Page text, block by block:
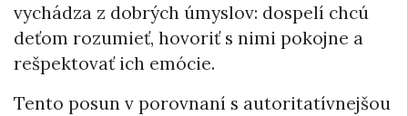
vychádza z dobrých úmyslov: dospelí chcú
deťom rozumieť, hovoriť s nimi pokojne a
rešpektovať ich emócie.
Tento posun v porovnaní s autoritatívnejšou